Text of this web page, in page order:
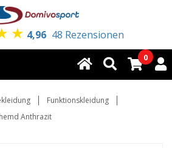
★ 4,96 48 Rezensionen
0
Funktionskleidung
Anthrazit